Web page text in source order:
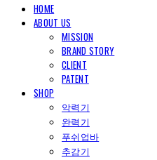
HOME
ABOUT US
MISSION
BRAND STORY
CLIENT
PATENT
SHOP
악력기
완력기
푸쉬업바
추감기